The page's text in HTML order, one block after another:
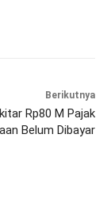
Berikutnya
Rp80 M Pajak
Belum Dibayar